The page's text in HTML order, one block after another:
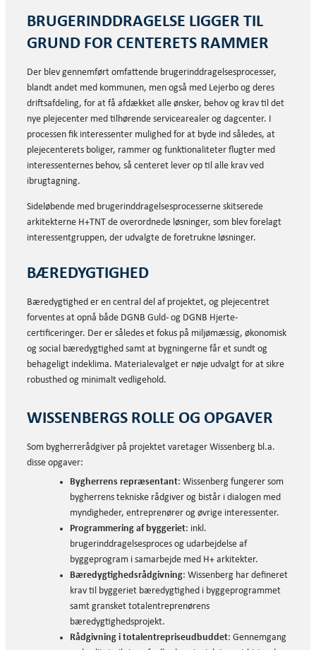
BRUGERINDDRAGELSE LIGGER TIL
GRUND FOR CENTERETS RAMMER
Der blev gennemført omfattende brugerinddragelsesprocesser,
blandt andet med kommunen, men også med Lejerbo og deres
driftsafdeling, for at få afdækket alle ønsker, behov og krav til det
nye plejecenter med tilhørende servicearealer og dagcenter. I
processen fik interessenter mulighed for at byde ind således, at
plejecenterets boliger, rammer og funktionaliteter flugter med
interessenternes behov, så centeret lever op til alle krav ved
ibrugtagning.
Sideløbende med brugerinddragelsesprocesserne skitserede
arkitekterne H+TNT de overordnede løsninger, som blev forelagt
interessentgruppen, der udvalgte de foretrukne løsninger.
BÆREDYGTIGHED
Bæredygtighed er en central del af projektet, og plejecentret
forventes at opnå både DGNB Guld- og DGNB Hjerte-
certificeringer. Der er således et fokus på miljømæssig, økonomisk
og social bæredygtighed samt at bygningerne får et sundt og
behageligt indeklima. Materialevalget er nøje udvalgt for at sikre
robusthed og minimalt vedligehold.
WISSENBERGS ROLLE OG OPGAVER
Som bygherrerådgiver på projektet varetager Wissenberg bl.a.
disse opgaver:
Bygherrens repræsentant: Wissenberg fungerer som
bygherrens tekniske rådgiver og bistår i dialogen med
myndigheder, entreprenører og øvrige interessenter.
Programmering af byggeriet: inkl.
brugerinddragelsesproces og udarbejdelse af
byggeprogram i samarbejde med H+ arkitekter.
Bæredygtighedsrådgivning: Wissenberg har defineret
krav til byggeriet bæredygtighed i byggeprogrammet
samt gransket totalentreprenørens
bæredygtighedsprojekt.
Rådgivning i totalentrepriseudbuddet: Gennemgang